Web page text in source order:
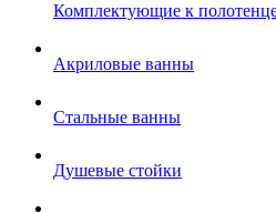
Комплектующие к
Акриловые ванны
Стальные ванны
Душевые стойки